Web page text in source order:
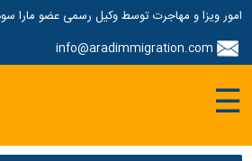
info@aradimmigration.com
☰